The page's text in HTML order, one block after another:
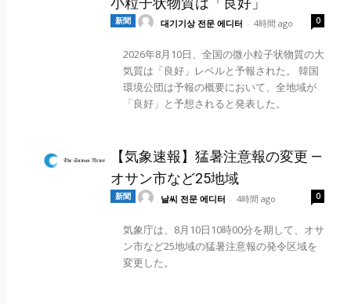
新聞 대기기상 전문 에디터 - 4時間 ago 0
2026年8月10日、全国の微小粒子状物質の大
気質は「良好」レベルと予報された。 韓国
環境公団は予報の概要において、全地域が
「良好」と予想されると発表した。
【気象速報】猛暑注意報の変更 —
オサン市など25地域
新聞 날씨 전문 에디터 - 4時間 ago 0
気象庁は、8月10日10時00分を期して、オサ
ン市など25地域の猛暑注意報の発令区域を
変更した。